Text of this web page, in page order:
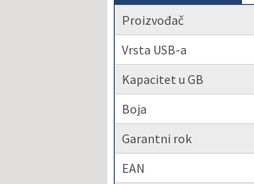
Proizvođač
Vrsta USB-a
Kapacitet u GB
Boja
Garantni rok
EAN